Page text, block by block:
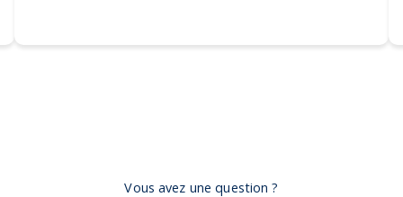
Vous avez une question ?